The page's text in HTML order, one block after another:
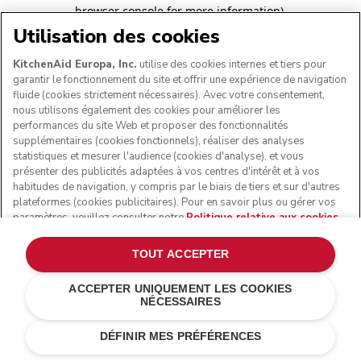
browser console for more information).
Utilisation des cookies
KitchenAid Europa, Inc. utilise des cookies internes et tiers pour
garantir le fonctionnement du site et offrir une expérience de navigation
fluide (cookies strictement nécessaires). Avec votre consentement,
nous utilisons également des cookies pour améliorer les
performances du site Web et proposer des fonctionnalités
supplémentaires (cookies fonctionnels), réaliser des analyses
statistiques et mesurer l'audience (cookies d'analyse), et vous
présenter des publicités adaptées à vos centres d'intérêt et à vos
habitudes de navigation, y compris par le biais de tiers et sur d'autres
plateformes (cookies publicitaires). Pour en savoir plus ou gérer vos
paramètres, veuillez consulter notre Politique relative aux cookies
collectées via les cookies, veuillez consulter notre
confidentialité
DÉFINIR MES PRÉFÉRENCES
ACCEPTER UNIQUEMENT LES COOKIES
NÉCESSAIRES
TOUT ACCEPTER